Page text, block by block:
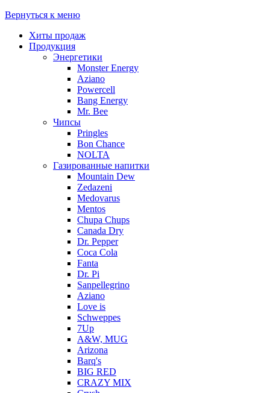
Вернуться к меню
Хиты продаж
Продукция
Энергетики
Monster Energy
Aziano
Powercell
Bang Energy
Mr. Bee
Чипсы
Pringles
Bon Chance
NOLTA
Газированные напитки
Mountain Dew
Zedazeni
Medovarus
Mentos
Chupa Chups
Canada Dry
Dr. Pepper
Coca Cola
Fanta
Dr. Pi
Sanpellegrino
Aziano
Love is
Schweppes
7Up
A&W, MUG
Arizona
Barq's
BIG RED
CRAZY MIX